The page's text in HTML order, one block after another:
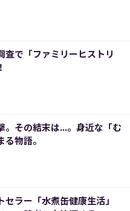
査で「ファミリーヒストリ
。その結末は...。身近な「む
物語。
ラー「水煮缶健康生活」